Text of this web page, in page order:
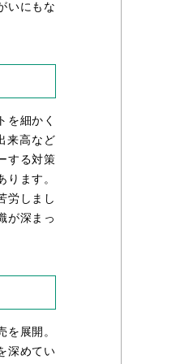
いにもな
を細かく
来高など
する対策
ます。
労しまし
が深まっ
展開。
深めてい